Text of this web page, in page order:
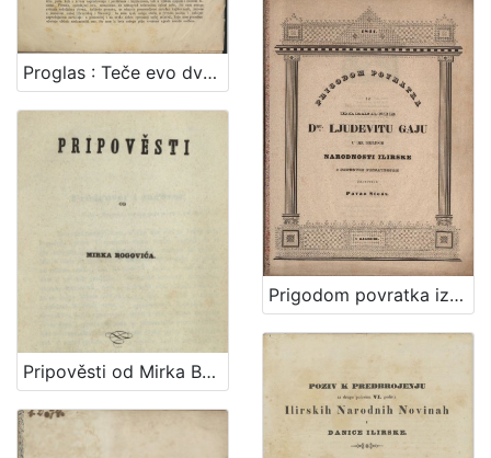
Proglas : Teče evo dvadeset i osma godina, kako smo s Narodnim novinama i Danicom ... / Dr. Ljudevit Gaj
Pripověsti od Mirka Bogovića
Prigodom povratka iz Dalmacie dru. Ljudevitu Gaju u ime iskrenih narodnosti ilirske i njegovih prijateljah / čestituje Pavao Stoós